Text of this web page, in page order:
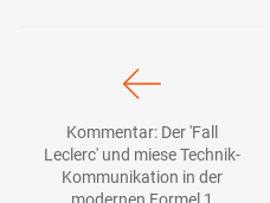
Kommentar: Der 'Fall
Leclerc' und miese Technik-
Kommunikation in der